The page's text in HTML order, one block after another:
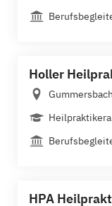
Holler
Gummersbach
HPA